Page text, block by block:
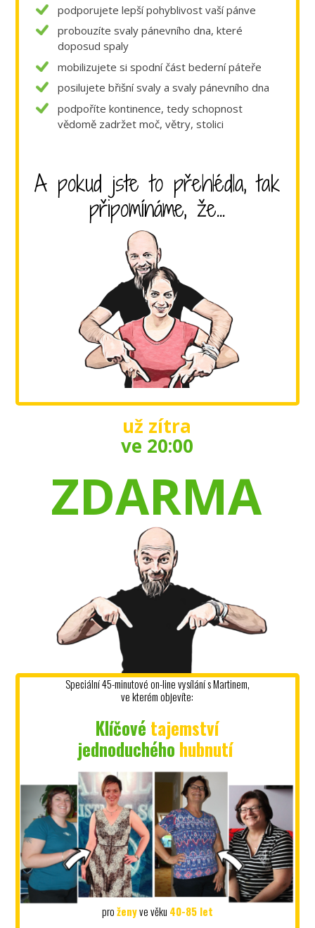
podporujete lepší pohyblivost vaší pánve
probouzíte svaly pánevního dna, které
doposud spaly
mobilizujete si spodní část bederní páteře
posilujete břišní svaly a svaly pánevního dna
podpoříte kontinence, tedy schopnost
vědomě zadržet moč, větry, stolici
A pokud jste to přehlédla, tak
připomínáme, že...
už zítra
ve 20:00
ZDARMA
Speciální 45-minutové on-line vysílání s Martinem,
ve kterém objevíte:
Klíčové tajemství
jednoduchého hubnutí
proženyve věku 40-85 let